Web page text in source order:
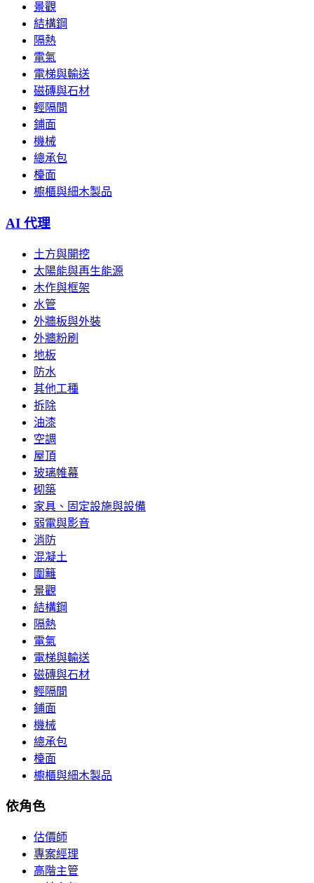
景觀
結構鋼
隔熱
電氣
電梯與輸送
磁磚與石材
輕隔間
鋪面
機械
總承包
檯面
櫥櫃與細木製品
AI 代理
土方與開挖
太陽能與再生能源
木作與框架
水管
外牆板與外裝
外牆粉刷
地板
防水
其他工種
拆除
油漆
空調
屋頂
玻璃帷幕
砌築
家具、固定設施與設備
弱電與影音
消防
混凝土
圍籬
景觀
結構鋼
隔熱
電氣
電梯與輸送
磁磚與石材
輕隔間
鋪面
機械
總承包
檯面
櫥櫃與細木製品
依角色
估價師
專案經理
高階主管